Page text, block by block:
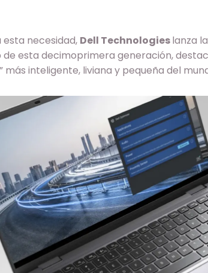
esta necesidad, Dell Technologieslanza
de esta decimoprimera generación,
más inteligente, liviana y pequeña del